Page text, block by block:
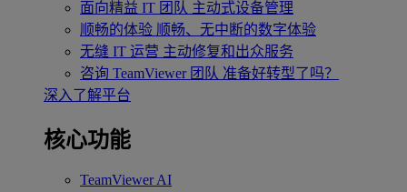
面向精益 IT 团队 主动式设备管理
顺畅的体验 顺畅、无中断的数字体验
无缝 IT 运营 主动修复和出众服务
咨询 TeamViewer 团队 准备好转型了吗？
深入了解平台
核心功能
TeamViewer AI